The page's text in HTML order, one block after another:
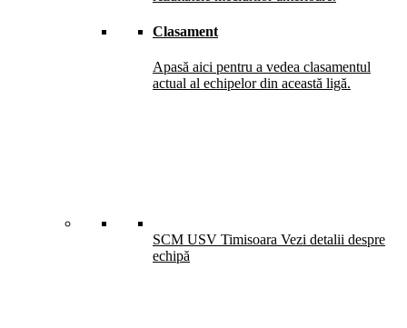
Clasament
Apasă aici pentru a vedea clasamentul
actual al echipelor din această ligă.
SCM USV Timisoara Vezi detalii despre
echipă